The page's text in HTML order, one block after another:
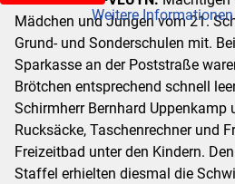
Mädchen und Jungen vom 21.
Grund- und Sonderschulen mit.
Sparkasse an der Poststraße
Brötchen entsprechend schnell
Schirmherr Bernhard Uppenkamp
Rucksäcke, Taschenrechner und
Freizeitbad unter den Kindern.
Staffel erhielten diesmal die
Weitere Informationen